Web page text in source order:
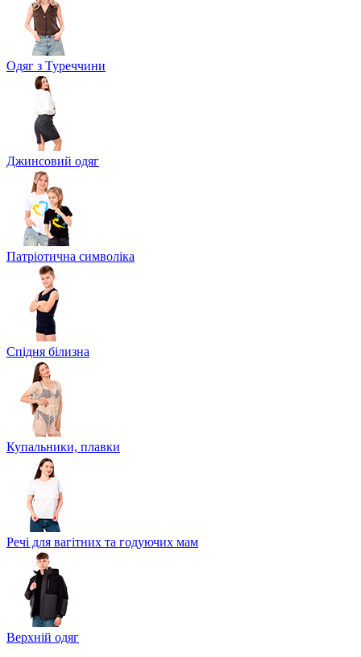
Одяг з Туреччини
Джинсовий одяг
Патріотична символіка
Спідня білизна
Купальники, плавки
Речі для вагітних та годуючих мам
Верхній одяг